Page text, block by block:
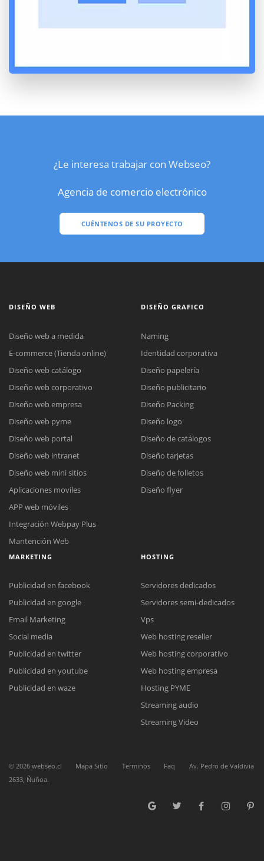
¿Le interesa trabajar con Webseo?
Agencia de comercio electrónico
CUÉNTENOS DE SU PROYECTO
Reunión online
Nuestros ejecutivos le enviarán un correo electrónico con el enlace a
Cotización
Complete el formulario y nos contactaremos a la brevedad.
Chat Online
Todos nuestros ejecutivos están fuera de línea. Complete el formulario
para enviarnos un correo electrónico con sus datos personales.
DISEÑO WEB
Diseño web a medida
E-commerce (Tienda online)
Diseño web catálogo
Diseño web corporativo
Diseño web empresa
Diseño web pyme
Diseño web portal
Diseño web intranet
Diseño web mini sitios
Aplicaciones moviles
APP web móviles
Integración Webpay Plus
Mantención Web
DISEÑO GRAFICO
Naming
Identidad corporativa
Diseño papelería
Diseño publicitario
Diseño Packing
Diseño logo
Diseño de catálogos
Diseño tarjetas
Diseño de folletos
Diseño flyer
MARKETING
Publicidad en facebook
Publicidad en google
Email Marketing
Social media
Publicidad en twitter
Publicidad en youtube
Publicidad en waze
HOSTING
Servidores dedicados
Servidores semi-dedicados
Vps
Web hosting reseller
Web hosting corporativo
Web hosting empresa
Hosting PYME
Streaming audio
Streaming Video
© 2026 webseo.cl Mapa Sitio Terminos Faq
Av. Pedro de Valdivia
2633, Ñuñoa.